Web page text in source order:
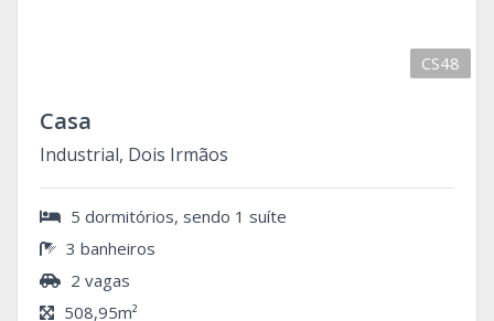
CS48
Casa
Industrial, Dois Irmãos
5 dormitórios, sendo 1 suíte
3 banheiros
2 vagas
508,95m²